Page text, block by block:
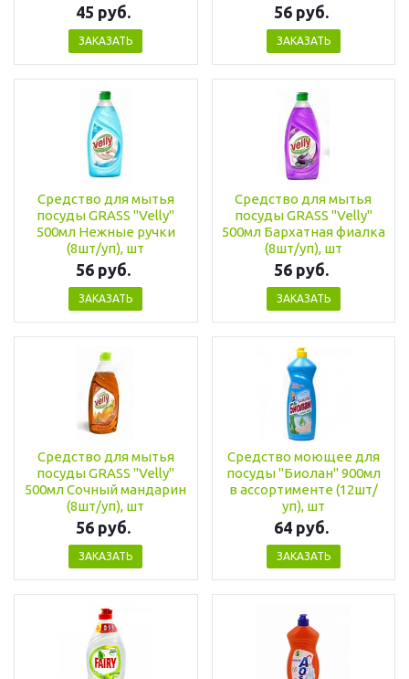
45 руб.
ЗАКАЗАТЬ
56 руб.
ЗАКАЗАТЬ
Средство для мытья
посуды GRASS "Velly"
500мл Нежные ручки
(8шт/уп), шт
56 руб.
ЗАКАЗАТЬ
Средство для мытья
посуды GRASS "Velly"
500мл Бархатная фиалка
(8шт/уп), шт
56 руб.
ЗАКАЗАТЬ
Средство для мытья
посуды GRASS "Velly"
500мл Сочный мандарин
(8шт/уп), шт
56 руб.
ЗАКАЗАТЬ
Средство моющее для
посуды "Биолан" 900мл
в ассортименте (12шт/
уп), шт
64 руб.
ЗАКАЗАТЬ